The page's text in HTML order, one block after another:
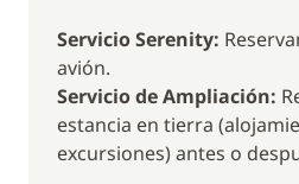
isla principal del archipiélago
Llegas después de 4 a 5
isla, un imprescindible en tu
hermosa y colorida ciudad
muchas tiendas. Disfruta de
italiana en uno de los
Servicio Serenity:
avión.
Servicio de Ampliación:
estancia en tierra
excursiones) antes o